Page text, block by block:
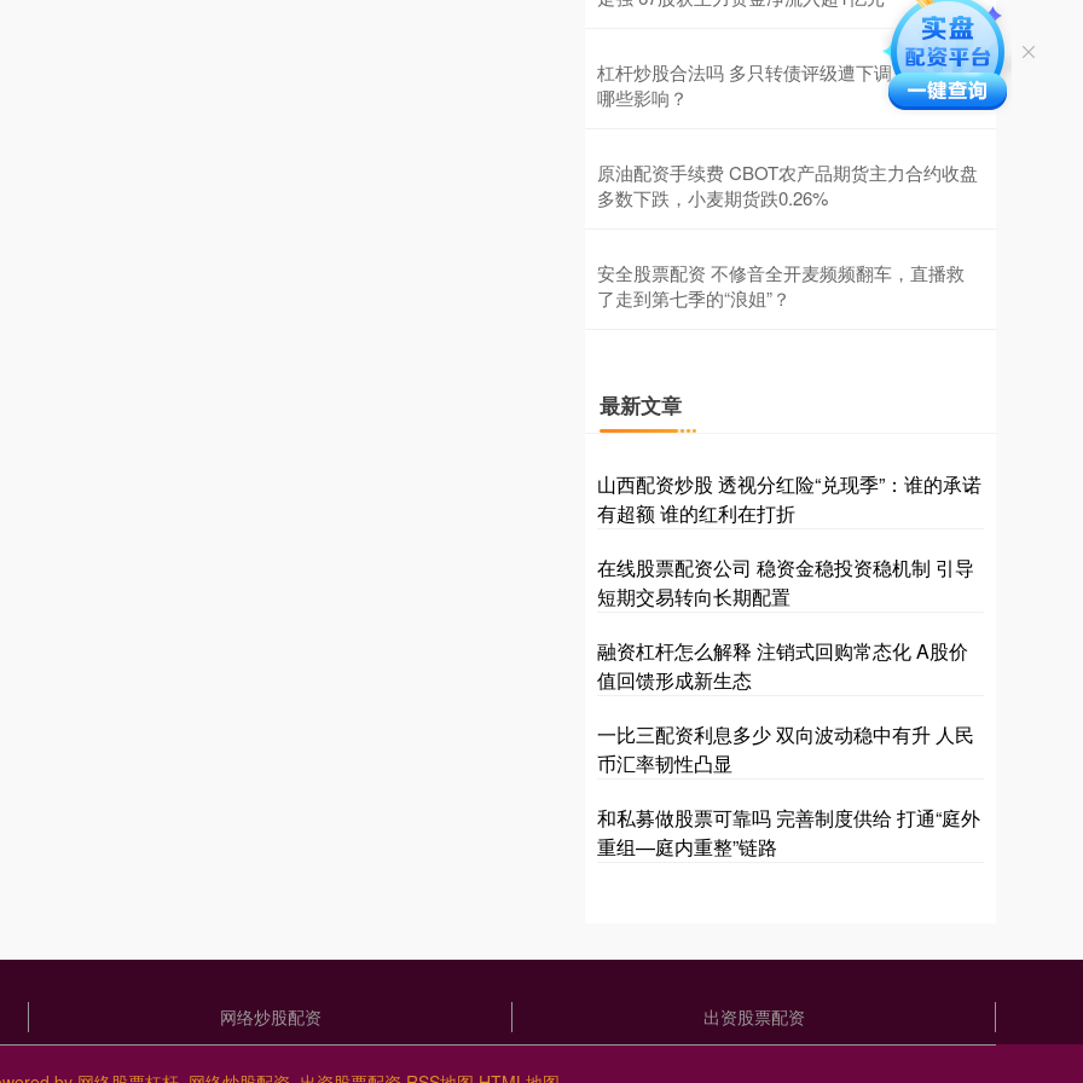
杠杆炒股合法吗 多只转债评级遭下调！将带来
哪些影响？
原油配资手续费 CBOT农产品期货主力合约收盘
多数下跌，小麦期货跌0.26%
安全股票配资 不修音全开麦频频翻车，直播救
了走到第七季的“浪姐”？
最新文章
山西配资炒股 透视分红险“兑现季”：谁的承诺
有超额 谁的红利在打折
在线股票配资公司 稳资金稳投资稳机制 引导
短期交易转向长期配置
融资杠杆怎么解释 注销式回购常态化 A股价
值回馈形成新生态
一比三配资利息多少 双向波动稳中有升 人民
币汇率韧性凸显
和私募做股票可靠吗 完善制度供给 打通“庭外
重组—庭内重整”链路
网络炒股配资 出资股票配资